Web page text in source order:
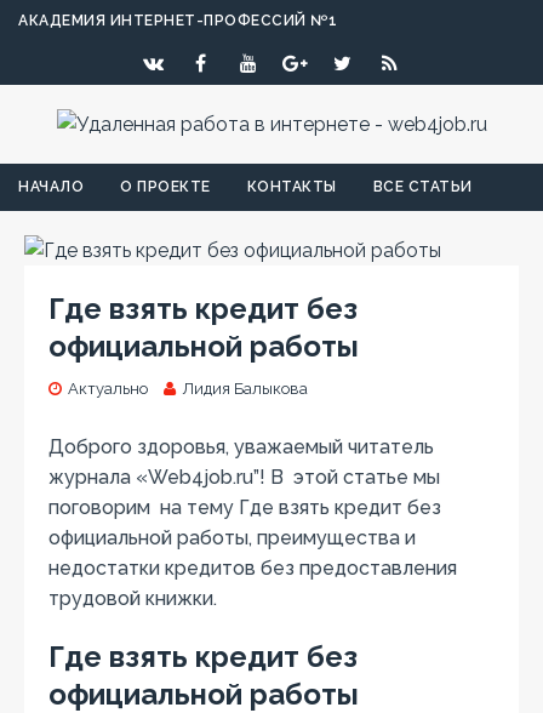
АКАДЕМИЯ ИНТЕРНЕТ-ПРОФЕССИЙ №1
НАЧАЛО О ПРОЕКТЕ КОНТАКТЫ ВСЕ СТАТЬИ
Где взять кредит без
официальной работы
Актуально Лидия Балыкова
Доброго здоровья, уважаемый читатель
журнала «Web4job.ru”! В этой статье мы
поговорим на тему Где взять кредит без
официальной работы, преимущества и
недостатки кредитов без предоставления
трудовой книжки.
Где взять кредит без
официальной работы